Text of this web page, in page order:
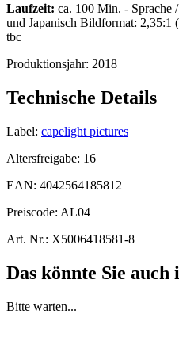
Laufzeit: ca. 100 Min. - Sprache
und Japanisch Bildformat: 2,35:1
tbc
Produktionsjahr: 2018
Technische Details
Label: capelight pictures
Altersfreigabe: 16
EAN: 4042564185812
Preiscode: AL04
Art. Nr.: X5006418581-8
Das könnte Sie auch
Bitte warten...